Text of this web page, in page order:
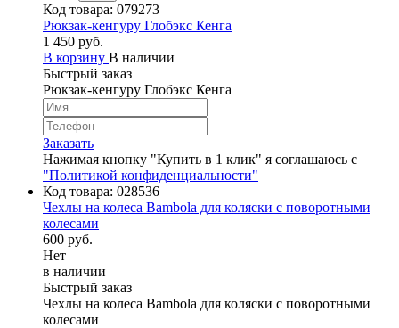
Код товара: 079273
Рюкзак-кенгуру Глобэкс Кенга
1 450 руб.
В корзину В наличии
Быстрый заказ
Рюкзак-кенгуру Глобэкс Кенга
Заказать
Нажимая кнопку "Купить в 1 клик" я соглашаюсь с
"Политикой конфиденциальности"
Код товара: 028536
Чехлы на колеса Bambola для коляски c поворотными
колесами
600 руб.
Нет
в наличии
Быстрый заказ
Чехлы на колеса Bambola для коляски c поворотными
колесами